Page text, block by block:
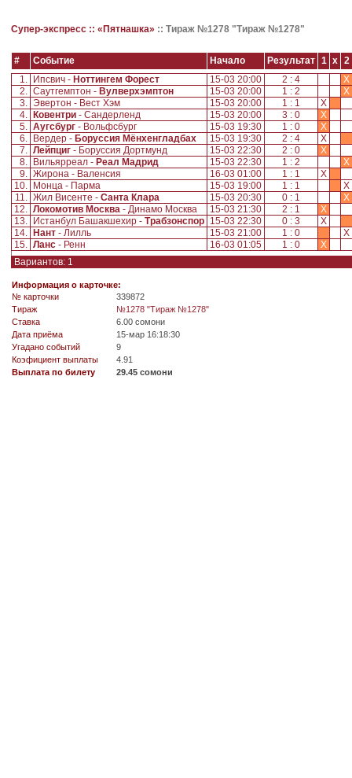
Супер-экспресс :: «Пятнашка» :: Тираж №1278 "Тираж №1278"
# Событие Начало Результат 1 x 2
1.
Ипсвич - Ноттингем Форест 15-03 20:00 2 : 4
X
2. Саутгемптон - Вулверхэмптон 15-03 20:00 1 : 2
X
3. Эвертон - Вест Хэм 15-03 20:00 1 : 1
X
4.
Ковентри - Сандерленд 15-03 20:00 3 : 0
X
5. Аугсбург - Вольфсбург 15-03 19:30 1 : 0
X
6.
Вердер - Боруссия Мёнхенгладбах 15-03 19:30 2 : 4
X
7. Лейпциг - Боруссия Дортмунд 15-03 22:30 2 : 0
X
8.
Вильярреал - Реал Мадрид 15-03 22:30 1 : 2
X
9. Жирона - Валенсия 16-03 01:00 1 : 1
X
10.
Монца - Парма 15-03 19:00 1 : 1
X
11. Жил Висенте - Санта Клара 15-03 20:30 0 : 1
X
12. Локомотив Москва - Динамо Москва 15-03 21:30 2 : 1
X
13.
Истанбул Башакшехир - Трабзонспор 15-03 22:30 0 : 3
X
14.
Нант - Лилль 15-03 21:00 1 : 0
X
15. Ланс - Ренн 16-03 01:05 1 : 0
X
Вариантов: 1
Информация о карточке:
№ карточки
339872
Tираж
№1278 "Тираж №1278"
Ставка
6.00 сомони
Дата приёма
15-мар 16:18:30
Угадано событий
9
Коэфициент выплаты
4.91
Выплата по билету
29.45 сомони